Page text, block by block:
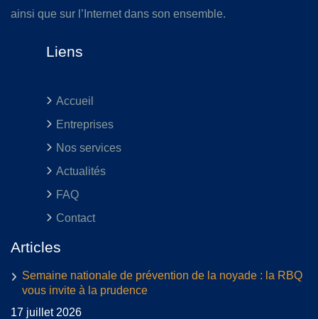
ainsi que sur l’Internet dans son ensemble.
Liens
Accueil
Entreprises
Nos services
Actualités
FAQ
Contact
Articles
Semaine nationale de prévention de la noyade : la RBQ
vous invite à la prudence
17 juillet 2026